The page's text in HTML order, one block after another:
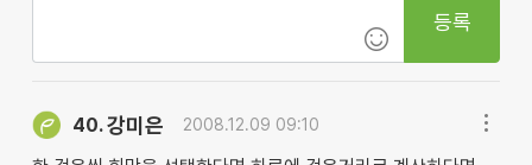
등록
40.강미은 2008.12.09 09:10